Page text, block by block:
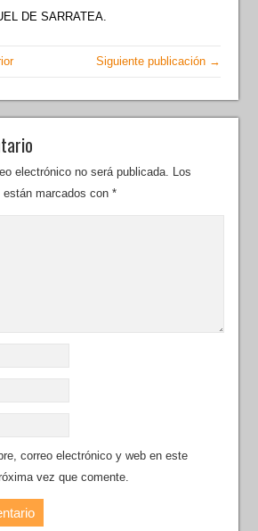
DE SARRATEA.
Siguiente publicación →
electrónico no será publicada. Los
están marcados con*
correo electrónico y web en este
vez que comente.